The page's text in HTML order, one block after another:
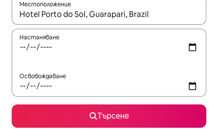
Местоположение
Когато резултатите се покажат, използвайте
Настаняване
Освобождаване
Търсене